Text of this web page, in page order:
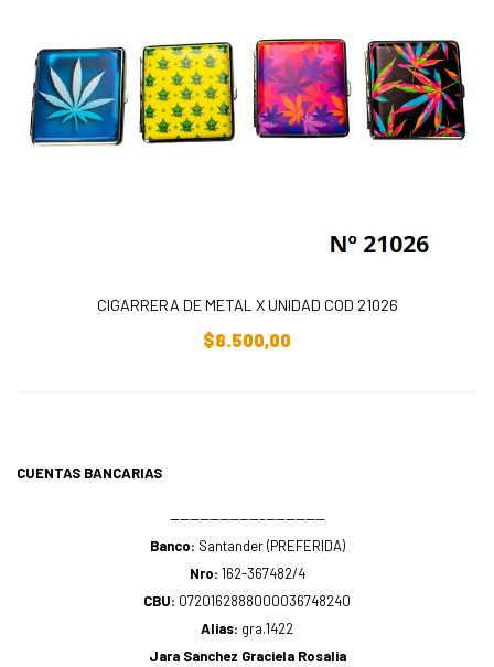
CIGARRERA DE METAL X UNIDAD COD 21026
$8.500,00
CUENTAS BANCARIAS
—————————–——————
Banco: Santander (PREFERIDA)
Nro: 162-367482/4
CBU: 0720162888000036748240
Alias: gra.1422
Jara Sanchez Graciela Rosalia